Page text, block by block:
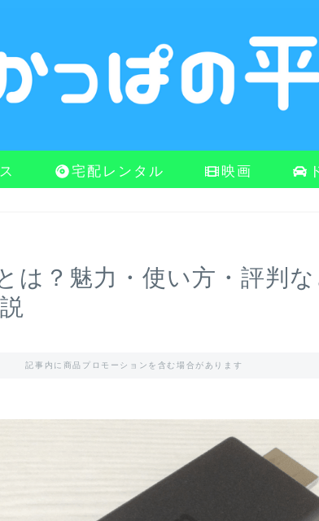
宅配レンタル 映画
は？魅力・使い方・評判な
記事内に商品プロモーションを含む場合があります